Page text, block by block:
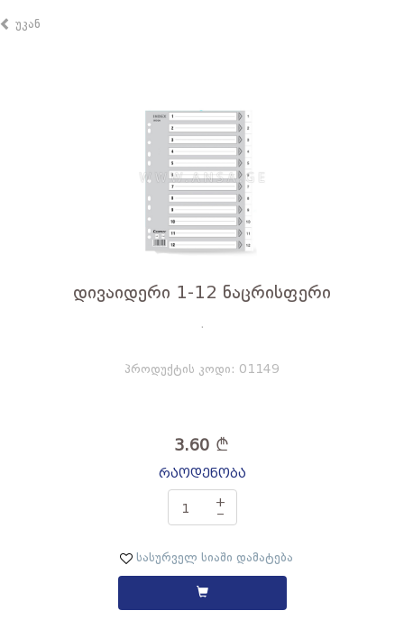
უკან
დივაიდერი 1-12 ნაცრისფერი
.
პროდუქტის კოდი: 01149
3.60
რაოდენობა
+
‒
სასურველ სიაში დამატება